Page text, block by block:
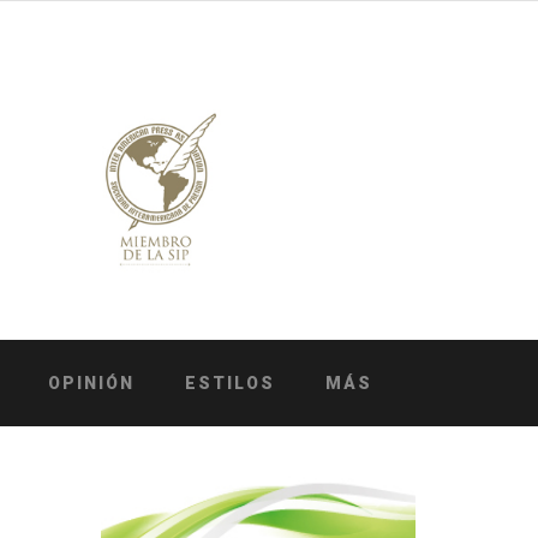
OPINIÓN ESTILOS MÁS